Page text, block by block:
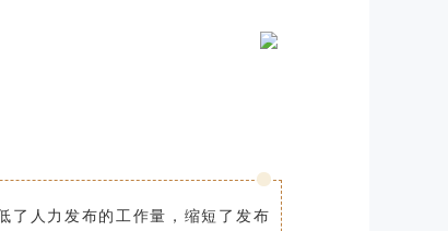
了人力发布的工作量，缩短了发布